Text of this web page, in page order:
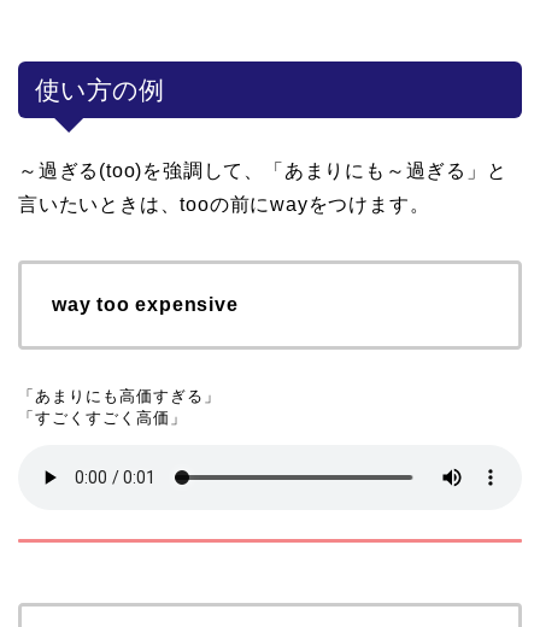
使い方の例
～過ぎる(too)を強調して、「あまりにも～過ぎる」と
言いたいときは、tooの前にwayをつけます。
way too expensive
「あまりにも高価すぎる」
「すごくすごく高価」